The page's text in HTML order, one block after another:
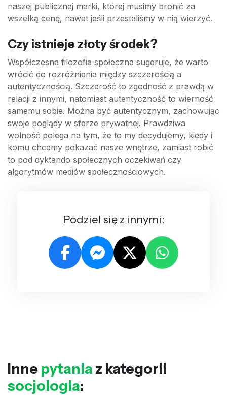
naszej publicznej marki, której musimy bronić za
wszelką cenę, nawet jeśli przestaliśmy w nią wierzyć.
Czy istnieje złoty środek?
Współczesna filozofia społeczna sugeruje, że warto
wrócić do rozróżnienia między szczerością a
autentycznością. Szczerość to zgodność z prawdą w
relacji z innymi, natomiast autentyczność to wierność
samemu sobie. Można być autentycznym, zachowując
swoje poglądy w sferze prywatnej. Prawdziwa
wolność polega na tym, że to my decydujemy, kiedy i
komu chcemy pokazać nasze wnętrze, zamiast robić
to pod dyktando społecznych oczekiwań czy
algorytmów mediów społecznościowych.
Podziel się z innymi:
Inne pytania z kategorii
socjologia: